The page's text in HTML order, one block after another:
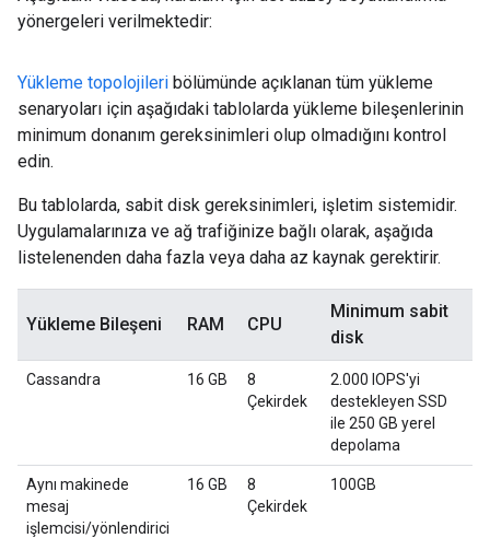
yönergeleri verilmektedir:
Yükleme topolojileri bölümünde açıklanan tüm yükleme
senaryoları için aşağıdaki tablolarda yükleme bileşenlerinin
minimum donanım gereksinimleri olup olmadığını kontrol
edin.
Bu tablolarda, sabit disk gereksinimleri, işletim sistemidir.
Uygulamalarınıza ve ağ trafiğinize bağlı olarak, aşağıda
listelenenden daha fazla veya daha az kaynak gerektirir.
Yükleme Bileşeni RAM CPU
Minimum sabit
disk
Cassandra 16 GB
8
Çekirdek
2.000 IOPS'yi
destekleyen SSD
ile 250 GB yerel
depolama
Aynı makinede
mesaj
işlemcisi/yönlendirici
16 GB
8
Çekirdek
100GB